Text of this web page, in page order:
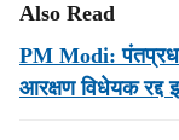
Also Read
PM Modi:
आरक्षण विधेयक रद्द